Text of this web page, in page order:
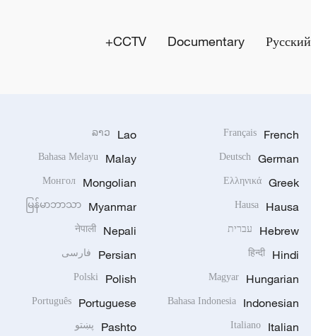
Русский
Documentary
CCTV+
French
Français
German
Deutsch
Greek
Ελληνικά
Hausa
Hausa
Hebrew עברית
Hindi
हिन्दी
Hungarian
Magyar
Indonesian
Bahasa Indonesia
Italian
Italiano
Lao
ລາວ
Malay
Bahasa Melayu
Mongolian
Монгол
Myanmar
မြန်မာဘာသာ
Nepali
नेपाली
Persian فارسی
Polish
Polski
Portuguese
Português
Pashto پښتو